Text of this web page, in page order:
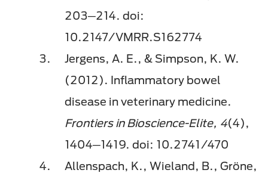
203─214. doi:
10.2147/VMRR.S162774
Jergens, A. E., & Simpson, K. W.
(2012). Inflammatory bowel
disease in veterinary medicine.
Frontiers in Bioscience-Elite, 4(4),
1404─1419. doi: 10.2741/470
Allenspach, K., Wieland, B., Gröne,